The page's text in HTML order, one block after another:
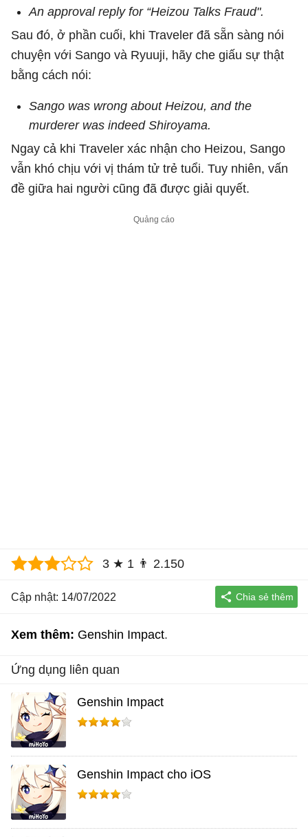
An approval reply for “Heizou Talks Fraud".
Sau đó, ở phần cuối, khi Traveler đã sẵn sàng nói
chuyện với Sango và Ryuuji, hãy che giấu sự thật
bằng cách nói:
Sango was wrong about Heizou, and the
murderer was indeed Shiroyama.
Ngay cả khi Traveler xác nhận cho Heizou, Sango
vẫn khó chịu với vị thám tử trẻ tuổi. Tuy nhiên, vấn
đề giữa hai người cũng đã được giải quyết.
3 ★ 1 👨 2.150
Cập nhật: 14/07/2022
Xem thêm: Genshin Impact
Ứng dụng liên quan
Genshin Impact
Genshin Impact cho iOS